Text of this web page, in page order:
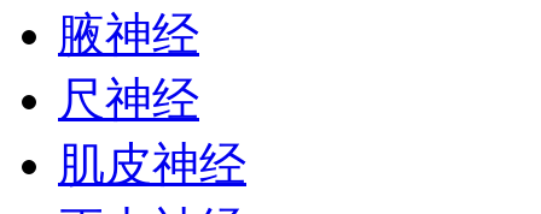
腋神经
尺神经
肌皮神经